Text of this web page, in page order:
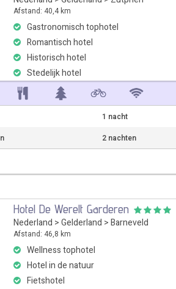
Afstand: 40,4 km
Gastronomisch tophotel
Romantisch hotel
Historisch hotel
Stedelijk hotel
1 nacht
2 nachten
Hotel De Werelt Garderen
Nederland > Gelderland > Barneveld
Afstand: 46,8 km
Wellness tophotel
Hotel in de natuur
Fietshotel